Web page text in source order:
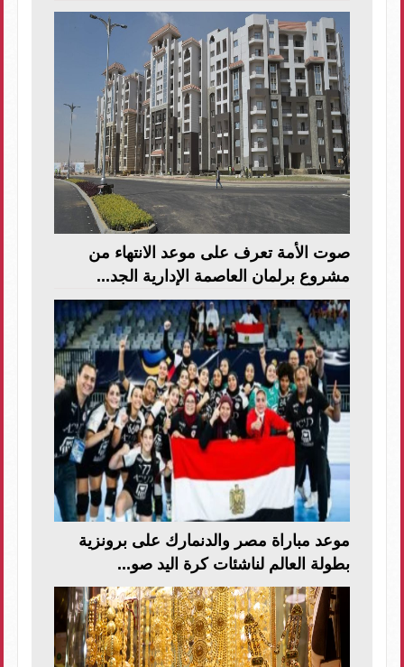
صوت الأمة تعرف على موعد الانتهاء من
مشروع برلمان العاصمة الإدارية الجد...
موعد مباراة مصر والدنمارك على برونزية
بطولة العالم لناشئات كرة اليد صو...